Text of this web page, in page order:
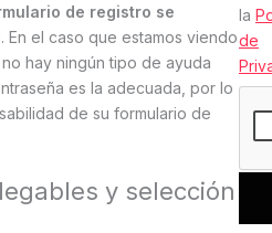
de registro se
. En el caso que estamos viendo
hay ningún tipo de ayuda
es la adecuada, por lo
de su formulario de
y selección
la
de